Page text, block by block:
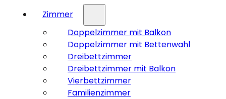
Zimmer
Doppelzimmer mit Balkon
Doppelzimmer mit Bettenwahl
Dreibettzimmer
Dreibettzimmer mit Balkon
Vierbettzimmer
Familienzimmer